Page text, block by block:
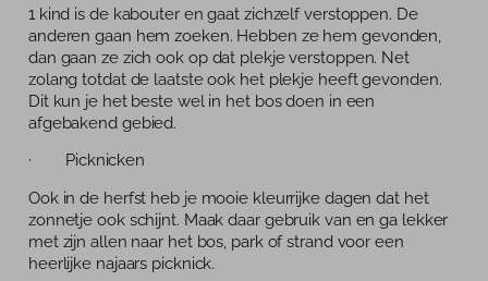
1 kind is de kabouter en gaat zichzelf verstoppen. De
anderen gaan hem zoeken. Hebben ze hem gevonden,
dan gaan ze zich ook op dat plekje verstoppen. Net
zolang totdat de laatste ook het plekje heeft gevonden.
Dit kun je het beste wel in het bos doen in een
afgebakend gebied.
· Picknicken
Ook in de herfst heb je mooie kleurrijke dagen dat het
zonnetje ook schijnt. Maak daar gebruik van en ga lekker
met zijn allen naar het bos, park of strand voor een
heerlijke najaars picknick.